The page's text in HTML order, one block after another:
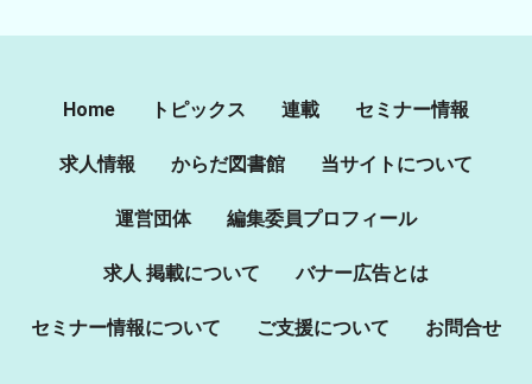
Home トピックス 連載 セミナー情報
求人情報 からだ図書館 当サイトについて
運営団体 編集委員プロフィール
求人 掲載について バナー広告とは
セミナー情報について ご支援について お問合せ